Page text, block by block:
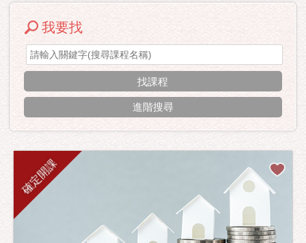
我要找
進階搜尋
確定開課